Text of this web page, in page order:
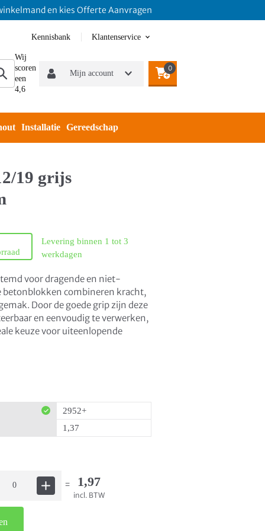
en kies Offerte Aanvragen
Kennisbank Klantenservice
Wij
scoren
een
4,6
Mijn account
0
Installatie Gereedschap
19 grijs
Levering binnen 1 tot 3
werkdagen
voor dragende en niet-
betonblokken combineren kracht,
Door de goede grip zijn deze
en eenvoudig te verwerken,
keuze voor uiteenlopende
2952+
1,37
= 1,97
incl. BTW